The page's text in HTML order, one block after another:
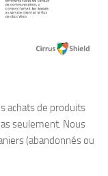
achats de produits
seulement. Nous
(abandonnés ou